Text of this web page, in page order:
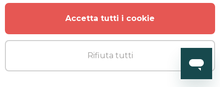
Accetta tutti i cookie
Rifiuta tutti